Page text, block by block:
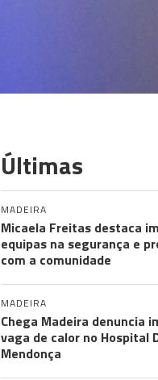
Últimas
MADEIRA
Micaela Freitas destaca
equipas na segurança e
com a comunidade
MADEIRA
Chega Madeira denuncia
vaga de calor no Hospital
Mendonça